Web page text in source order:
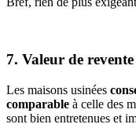
7. Valeur de revente
Les maisons usinées
comparable à celle des
sont bien entretenues et